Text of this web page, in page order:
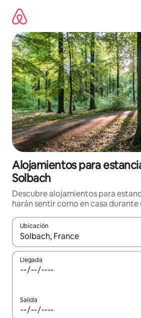
contenido
Alojamientos para
Solbach
Descubre alojamientos para
harán sentir como en casa durante
Ubicación
Cuando los resultados estén
Llegada
Salida